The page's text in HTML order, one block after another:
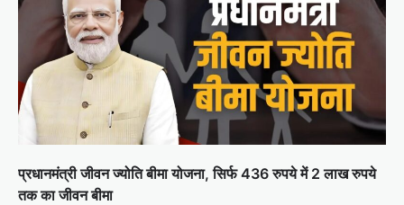
प्रधानमंत्री जीवन ज्योति बीमा योजना, सिर्फ 436 रुपये में 2 लाख रुपये
तक का जीवन बीमा